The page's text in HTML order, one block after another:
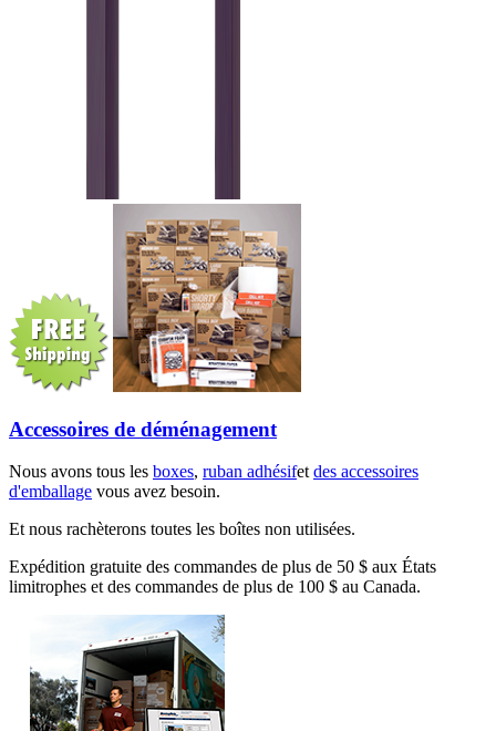
Accessoires de déménagement
Nous avons tous les boxes, ruban adhésifetdes accessoires
d'emballage vous avez besoin.
Et nous rachèterons toutes les boîtes non utilisées.
Expédition gratuite des commandes de plus de 50 $ aux États
limitrophes et des commandes de plus de 100 $ au Canada.